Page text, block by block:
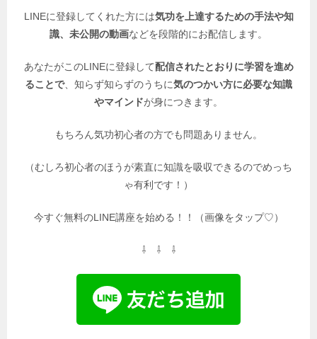
LINEに登録してくれた方には気功を上達するための手法や知
識、未公開の動画などを段階的にお配信します。
あなたがこのLINEに登録して配信されたとおりに学習を進め
ることで、知らず知らずのうちに気のつかい方に必要な知識
やマインドが身につきます。
もちろん気功初心者の方でも問題ありません。
（むしろ初心者のほうが素直に知識を吸収できるのでめっち
ゃ有利です！）
今すぐ無料のLINE講座を始める！！（画像をタップ♡）
⇩ ⇩ ⇩